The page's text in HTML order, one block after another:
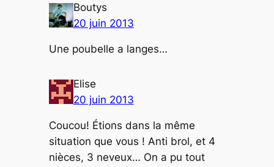
Boutys
20 juin 2013
Une poubelle a langes…
Elise
20 juin 2013
Coucou! Étions dans la même
situation que vous ! Anti brol, et 4
nièces, 3 neveux… On a pu tout